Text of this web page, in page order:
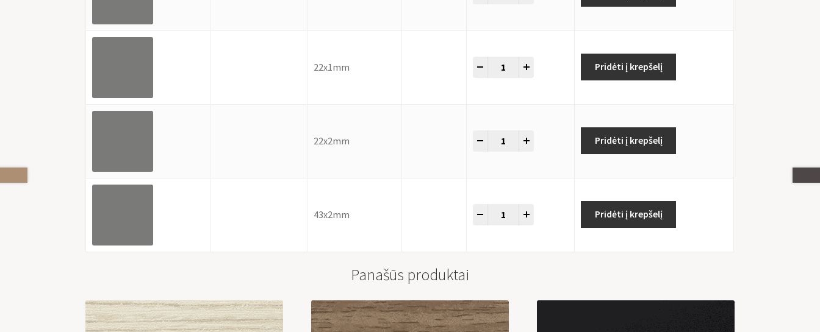
22x1mm Pridėti į krepšelį
22x2mm Pridėti į krepšelį
43x2mm Pridėti į krepšelį
Panašūs produktai